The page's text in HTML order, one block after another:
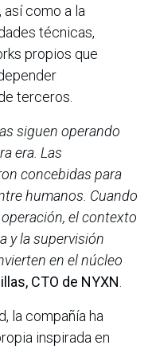
así como a la
técnicas,
propios que
terceros.
siguen operando
era. Las
concebidas para
humanos. Cuando
el contexto
y la supervisión
en el núcleo
CTO de NYXN
la compañía ha
inspirada en